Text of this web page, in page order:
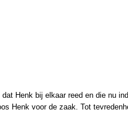
Henk bij elkaar reed en die nu
Henk voor de zaak. Tot